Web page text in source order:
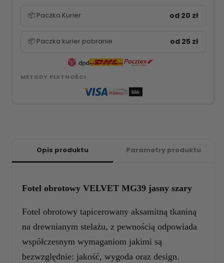
📦 Paczka Kurier od 20 zł
📦 Paczka kurier pobranie od 25 zł
METODY PŁATNOŚCI
Opis produktu Parametry produktu
Fotel obrotowy VELVET MG39 jasny szary
Fotel obrotowy tapicerowany aksamitną tkaniną
na drewnianym stelażu, z pewnością odpowiada
współczesnym wymaganiom jakimi są
bezwzględnie: jakość, wygoda oraz design.